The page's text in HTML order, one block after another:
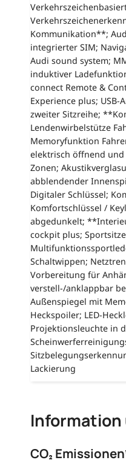
Kommunikation**;
integrierter SIM;
Audi sound system;
induktiver
connect Remote &
Experience plus;
zweiter Sitzreihe;
Lendenwirbelstütze
Memoryfunktion
elektrisch öffnend
Zonen;
abblendender
Digitaler Schlüssel;
Komfortschlüssel /
abgedunkelt;
cockpit plus;
Schaltwippen;
Vorbereitung für
verstell-/anklappbar
Außenspiegel mit
Heckspoiler; LED-
Projektionsleuchte in
Lackierung
Information
CO₂